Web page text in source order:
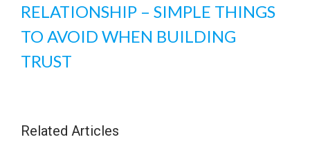
RELATIONSHIP – SIMPLE THINGS
TO AVOID WHEN BUILDING
TRUST
Related Articles